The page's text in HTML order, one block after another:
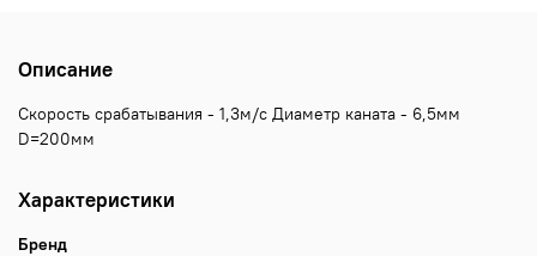
Описание
Скорость срабатывания - 1,3м/с Диаметр каната - 6,5мм
D=200мм
Характеристики
Бренд